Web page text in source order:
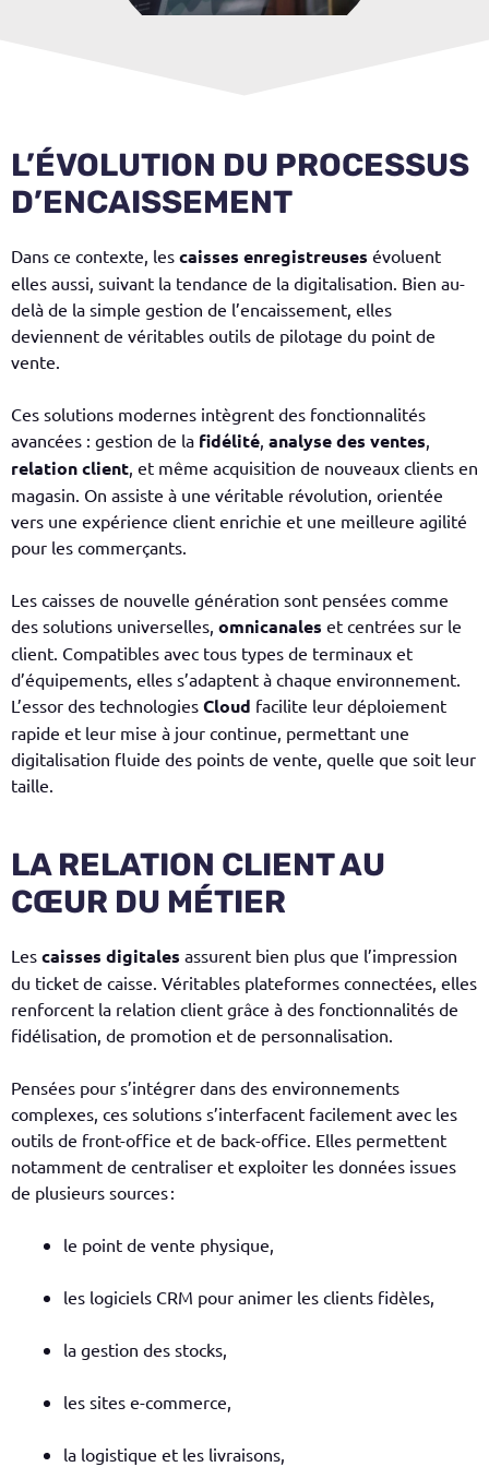
L’ÉVOLUTION DU PROCESSUS
D’ENCAISSEMENT
Dans ce contexte, les caisses enregistreuses évoluent
elles aussi, suivant la tendance de la digitalisation. Bien au-
delà de la simple gestion de l’encaissement, elles
deviennent de véritables outils de pilotage du point de
vente.
Ces solutions modernes intègrent des fonctionnalités
avancées : gestion de la fidélité analyse des ventes
relation client , et même acquisition de nouveaux clients en
magasin. On assiste à une véritable révolution, orientée
vers une expérience client enrichie et une meilleure agilité
pour les commerçants.
Les caisses de nouvelle génération sont pensées comme
des solutions universelles, omnicanales et centrées sur le
client. Compatibles avec tous types de terminaux et
d’équipements, elles s’adaptent à chaque environnement.
L’essor des technologies Cloud facilite leur déploiement
rapide et leur mise à jour continue, permettant une
digitalisation fluide des points de vente, quelle que soit leur
taille.
LA RELATION CLIENT AU
CŒUR DU MÉTIER
Les caisses digitales assurent bien plus que l’impression
du ticket de caisse. Véritables plateformes connectées, elles
renforcent la relation client grâce à des fonctionnalités de
fidélisation, de promotion et de personnalisation.
Pensées pour s’intégrer dans des environnements
complexes, ces solutions s’interfacent facilement avec les
outils de front-office et de back-office. Elles permettent
notamment de centraliser et exploiter les données issues
de plusieurs sources :
le point de vente physique,
les logiciels CRM pour animer les clients fidèles,
la gestion des stocks,
les sites e-commerce,
la logistique et les livraisons,